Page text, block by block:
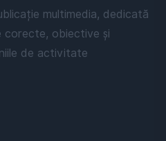
multimedia, dedicată
corecte, obiective și
de activitate